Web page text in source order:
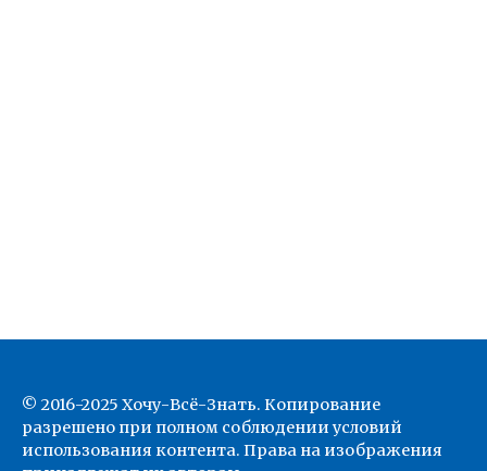
© 2016-2025 Хочу-Всё-Знать. Копирование
разрешено при полном соблюдении условий
использования контента. Права на изображения